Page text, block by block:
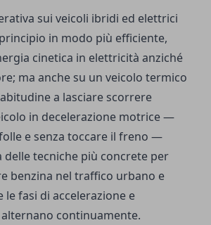
sui veicoli ibridi ed elettrici
in modo più efficiente,
cinetica in elettricità anziché
ma anche su un veicolo termico
a lasciare scorrere
in decelerazione motrice —
e senza toccare il freno —
delle tecniche più concrete per
benzina nel traffico urbano e
le fasi di accelerazione e
continuamente.